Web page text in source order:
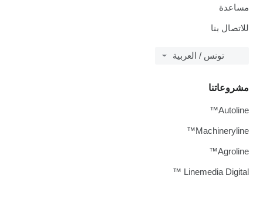
مساعدة
للاتصال بنا
تونس / العربية
مشروعاتنا
Autoline™
Machineryline™
Agroline™
Linemedia Digital ™